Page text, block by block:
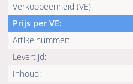
Verkoopeenheid (VE):
Prijs per VE:
Artikelnummer:
Levertijd:
Inhoud: